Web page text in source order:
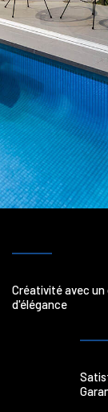
Créativité avec un
d'élégance